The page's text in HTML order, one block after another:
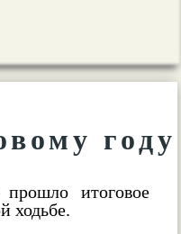
году
итоговое
ходьбе.